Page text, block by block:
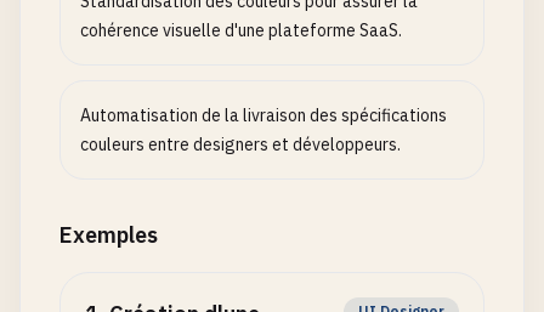
cohérence visuelle d'une plateforme SaaS.
Automatisation de la livraison des spécifications
couleurs entre designers et développeurs.
Exemples